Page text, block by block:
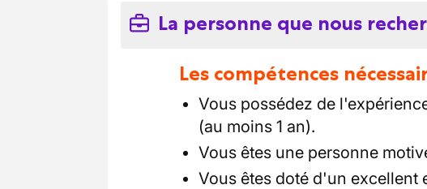
La personne que nous
Les compétences
Vous possédez de
(au moins 1 an).
Vous êtes une personne
Vous êtes doté d'un excellent